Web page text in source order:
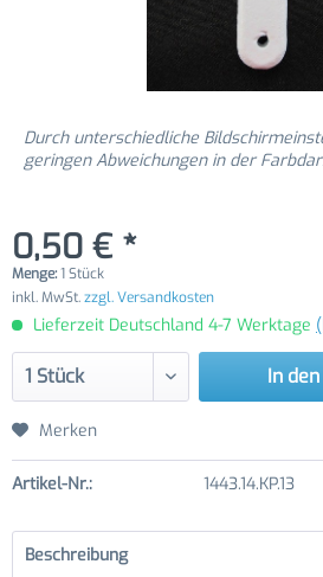
Durch unterschiedliche
geringen Abweichungen in der
0,50 € *
Menge:1 Stück
inkl. MwSt.zzgl. Versandkosten
Lieferzeit Deutschland 4-7 Werktage
In den
Merken
Artikel-Nr.: 1443.14.KP.13
Beschreibung